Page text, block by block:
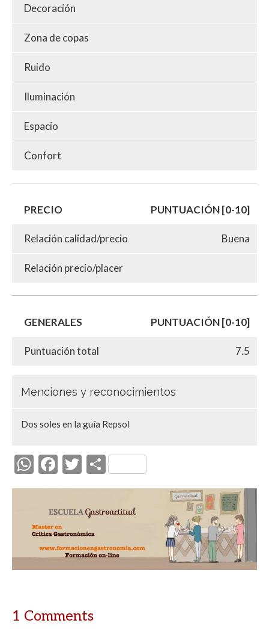
Decoración
Zona de copas
Ruido
Iluminación
Espacio
Confort
PRECIO PUNTUACIÓN [0-10]
Relación calidad/precio Buena
Relación precio/placer
GENERALES PUNTUACIÓN [0-10]
Puntuación total 7.5
Menciones y reconocimientos
Dos soles en la guía Repsol
W
h
at
s
A
p
F
ac
e
b
o
o
T
w
itt
er
C
o
p
ar
ti
1 Comments